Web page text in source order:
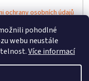
pohodlné
webu neustále
Více informací
ochrany osobních údajů